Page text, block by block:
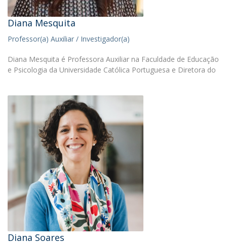
Diana Mesquita
Professor(a) Auxiliar / Investigador(a)
Diana Mesquita é Professora Auxiliar na Faculdade de Educação
e Psicologia da Universidade Católica Portuguesa e Diretora do
Diana Soares